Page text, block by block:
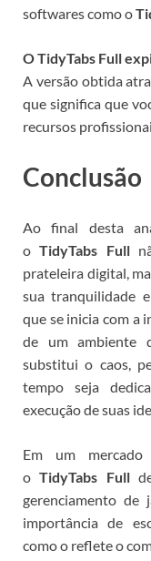
softwares como o
O TidyTabs Full
A versão obtida
que significa que
recursos
Conclusão
Ao final desta
oTidyTabs Full
prateleira digital,
sua tranquilidade
que se inicia com a
de um ambiente
substitui o caos,
tempo seja
execução de suas
Em um mercado
oTidyTabs Full
gerenciamento de
importância de
como o reflete o